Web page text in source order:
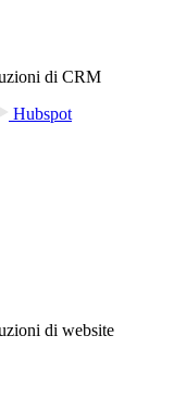
di CRM
Hubspot
di website